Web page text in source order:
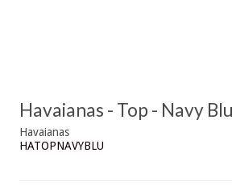
Havaianas - Top - Navy
Havaianas
HATOPNAVYBLU